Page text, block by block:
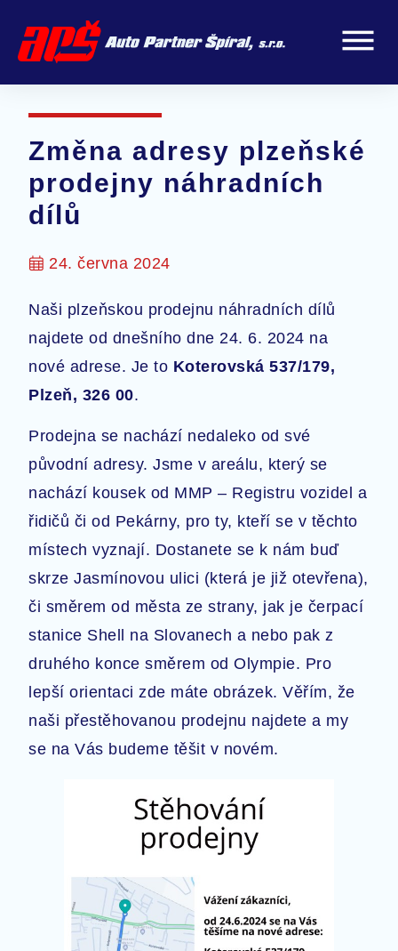
Změna adresy plzeňské
prodejny náhradních
dílů
24. června 2024
Naši plzeňskou prodejnu náhradních dílů
najdete od dnešního dne 24. 6. 2024 na
nové adrese. Je to Koterovská 537/179,
Plzeň, 326 00.
Prodejna se nachází nedaleko od své
původní adresy. Jsme v areálu, který se
nachází kousek od MMP – Registru vozidel a
řidičů či od Pekárny, pro ty, kteří se v těchto
místech vyznají. Dostanete se k nám buď
skrze Jasmínovou ulici (která je již otevřena),
či směrem od města ze strany, jak je čerpací
stanice Shell na Slovanech a nebo pak z
druhého konce směrem od Olympie. Pro
lepší orientaci zde máte obrázek. Věřím, že
naši přestěhovanou prodejnu najdete a my
se na Vás budeme těšit v novém.